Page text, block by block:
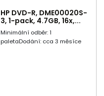
HP DVD-R, DME00020S-
3, 1-pack, 4.7GB, 16x,...
Minimální odběr: 1
paletaDodání: cca 3 měsíce